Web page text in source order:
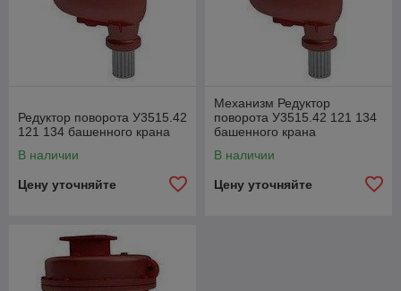
Редуктор поворота У3515.42
121 134 башенного крана
В наличии
Цену уточняйте
Механизм Редуктор
поворота У3515.42 121 134
башенного крана
В наличии
Цену уточняйте